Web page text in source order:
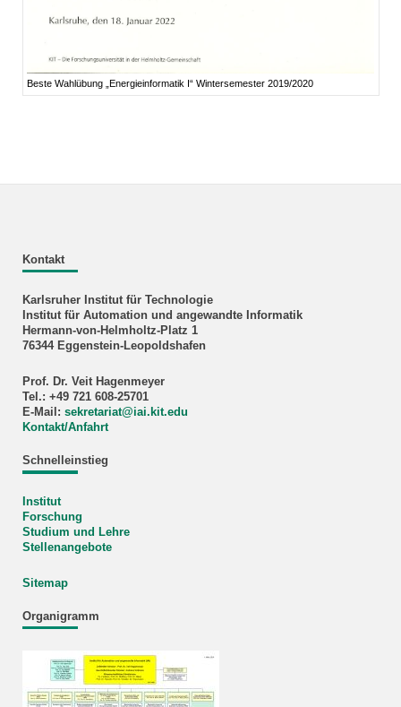
Beste Wahlübung „Energieinformatik I“ Wintersemester 2019/2020
Kontakt
Karlsruher Institut für Technologie
Institut für Automation und angewandte Informatik
Hermann-von-Helmholtz-Platz 1
76344 Eggenstein-Leopoldshafen
Prof. Dr. Veit Hagenmeyer
Tel.: +49 721 608-25701
E-Mail: sekretariat@iai.kit.edu
Kontakt/Anfahrt
Schnelleinstieg
Institut
Forschung
Studium und Lehre
Stellenangebote
Sitemap
Organigramm